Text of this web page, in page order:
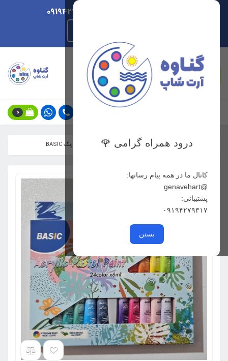
درود همراه گرامی 🌹
کانال ما در همه پیام رسانها:
@genavehart
پشتیبانی:
۰۹۱۹۴۲۷۹۳۱۷
بستن
جستجو
0
فهرست محصولات رنگ اکریلیک پاستلی بیسیک 24 رنگ BASIC